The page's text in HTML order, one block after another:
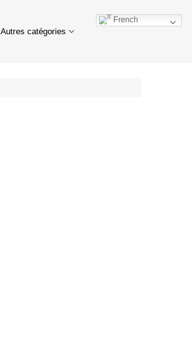
Autres catégories
French